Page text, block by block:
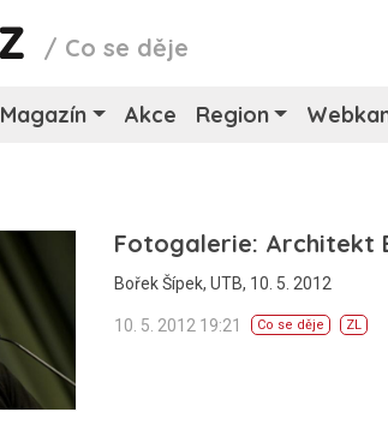
/ Co se děje
Magazín Akce Region
Fotogalerie: Architekt
Bořek Šípek, UTB, 10. 5. 2012
10. 5. 2012 19:21 Co se děje ZL